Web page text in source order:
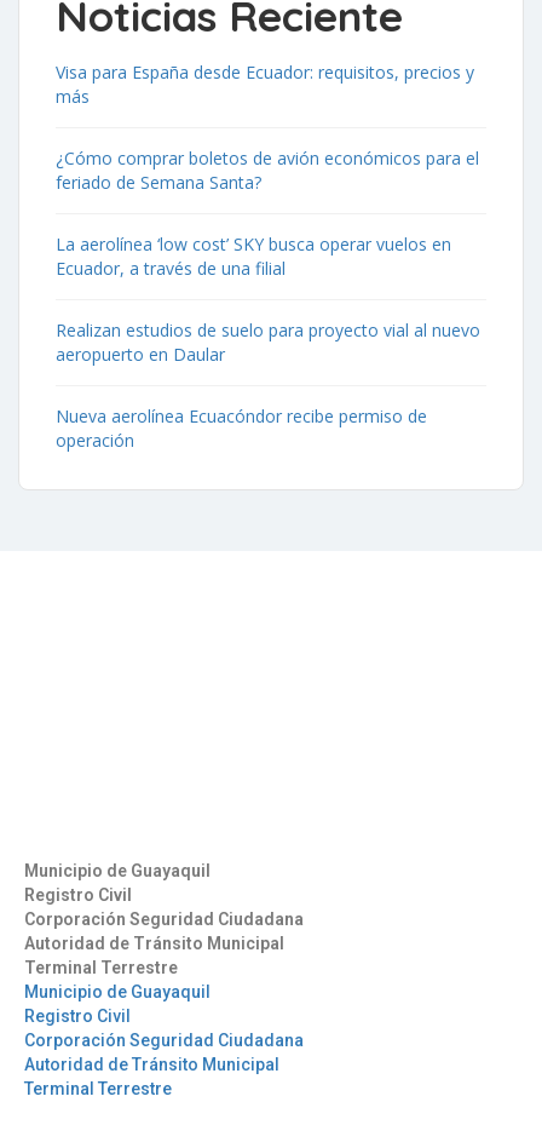
Noticias Reciente
Visa para España desde Ecuador: requisitos, precios y
más
¿Cómo comprar boletos de avión económicos para el
feriado de Semana Santa?
La aerolínea ‘low cost’ SKY busca operar vuelos en
Ecuador, a través de una filial
Realizan estudios de suelo para proyecto vial al nuevo
aeropuerto en Daular
Nueva aerolínea Ecuacóndor recibe permiso de
operación
Municipio de Guayaquil
Registro Civil
Corporación Seguridad Ciudadana
Autoridad de Tránsito Municipal
Terminal Terrestre
Municipio de Guayaquil
Registro Civil
Corporación Seguridad Ciudadana
Autoridad de Tránsito Municipal
Terminal Terrestre